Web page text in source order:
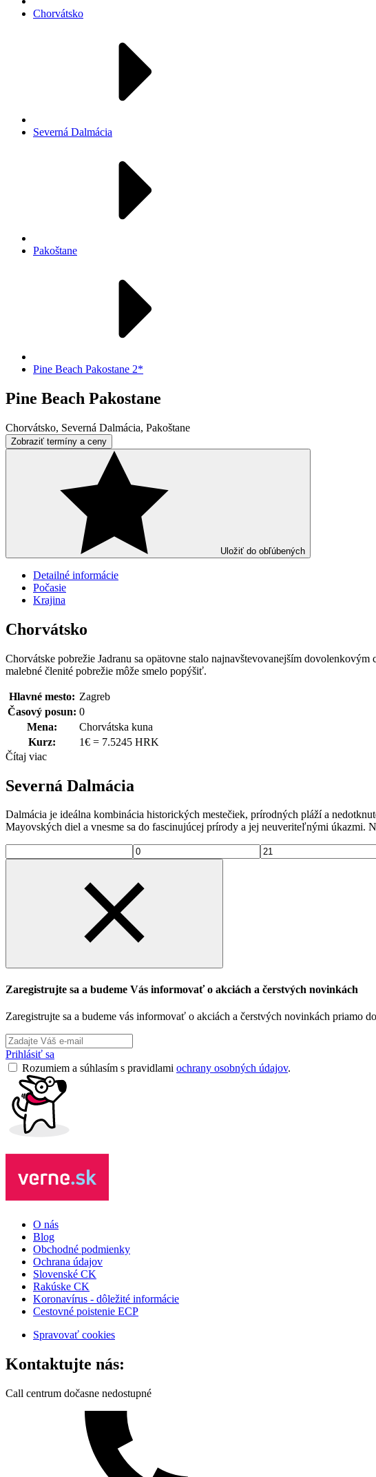
Chorvátsko
Severná Dalmácia
Pakoštane
Pine Beach Pakostane 2*
Pine Beach Pakostane
Chorvátsko, Severná Dalmácia, Pakoštane
Zobraziť termíny a ceny
Uložiť do obľúbených
Detailné informácie
Počasie
Krajina
Chorvátsko
Chorvátske pobrežie Jadranu sa opätovne stalo najnavštevovanejším
malebné členité pobrežie môže smelo popýšiť.
Hlavné mesto: Zagreb
Časový posun: 0
Mena:
Chorvátska kuna
Kurz:
1€ = 7.5245 HRK
Čítaj viac
Severná Dalmácia
Dalmácia je ideálna kombinácia historických mestečiek, prírodných pláží a
Mayovských diel a vnesme sa do fascinujúcej prírody a jej neuveriteľnými úkazmi.
Zaregistrujte sa a budeme Vás informovať o akciách a čerstvých novinkách
Zaregistrujte sa a budeme vás informovať o akciách a čerstvých novinkách priamo
Prihlásiť sa
Rozumiem a súhlasím s pravidlami ochrany osobných údajov.
O nás
Blog
Obchodné podmienky
Ochrana údajov
Slovenské CK
Rakúske CK
Koronavírus - dôležité informácie
Cestovné poistenie ECP
Spravovať cookies
Kontaktujte nás:
Call centrum dočasne nedostupné